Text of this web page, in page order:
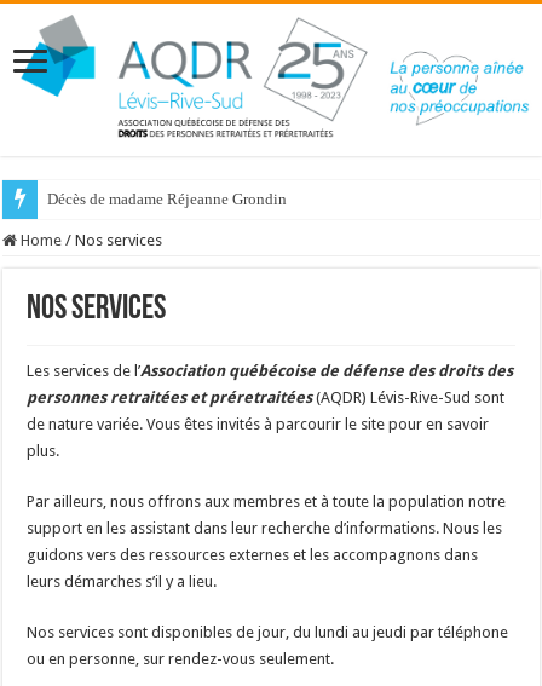
Décès de madame Réjeanne Grondin
Home / Nos services
Nos services
Les services de l’Association québécoise de défense des droits des
personnes retraitées et préretraitées(AQDR) Lévis-Rive-Sud sont
de nature variée. Vous êtes invités à parcourir le site pour en savoir
plus.
Par ailleurs, nous offrons aux membres et à toute la population notre
support en les assistant dans leur recherche d’informations. Nous les
guidons vers des ressources externes et les accompagnons dans
leurs démarches s’il y a lieu.
Nos services sont disponibles de jour, du lundi au jeudi par téléphone
ou en personne, sur rendez-vous seulement.